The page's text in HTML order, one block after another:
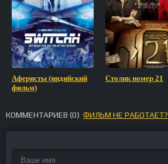
Аферисты (индийский
фильм)
Столик номер 21
КОММЕНТАРИЕВ (0) ФИЛЬМ НЕ РАБОТАЕТ?